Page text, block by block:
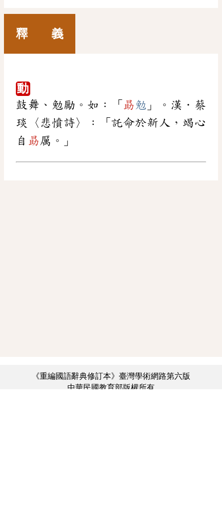
釋 義
動
鼓舞、勉勵。如：「 勗 勉 」。漢．蔡
琰〈悲憤詩〉：「託命於新人，竭心
自 勗 厲。」
《重編國語辭典修訂本》臺灣學術網路第六版
中華民國教育部版權所有